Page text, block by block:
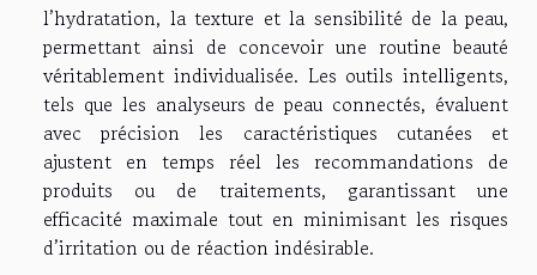
l’hydratation, la texture et la sensibilité de la peau,
permettant ainsi de concevoir une routine beauté
véritablement individualisée. Les outils intelligents,
tels que les analyseurs de peau connectés, évaluent
avec précision les caractéristiques cutanées et
ajustent en temps réel les recommandations de
produits ou de traitements, garantissant une
efficacité maximale tout en minimisant les risques
d’irritation ou de réaction indésirable.